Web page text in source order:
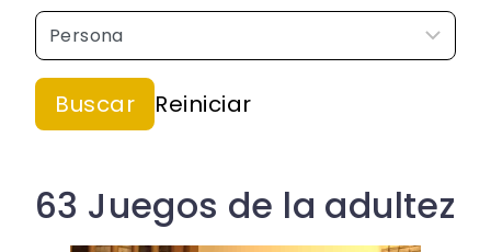
63 Juegos de la adultez